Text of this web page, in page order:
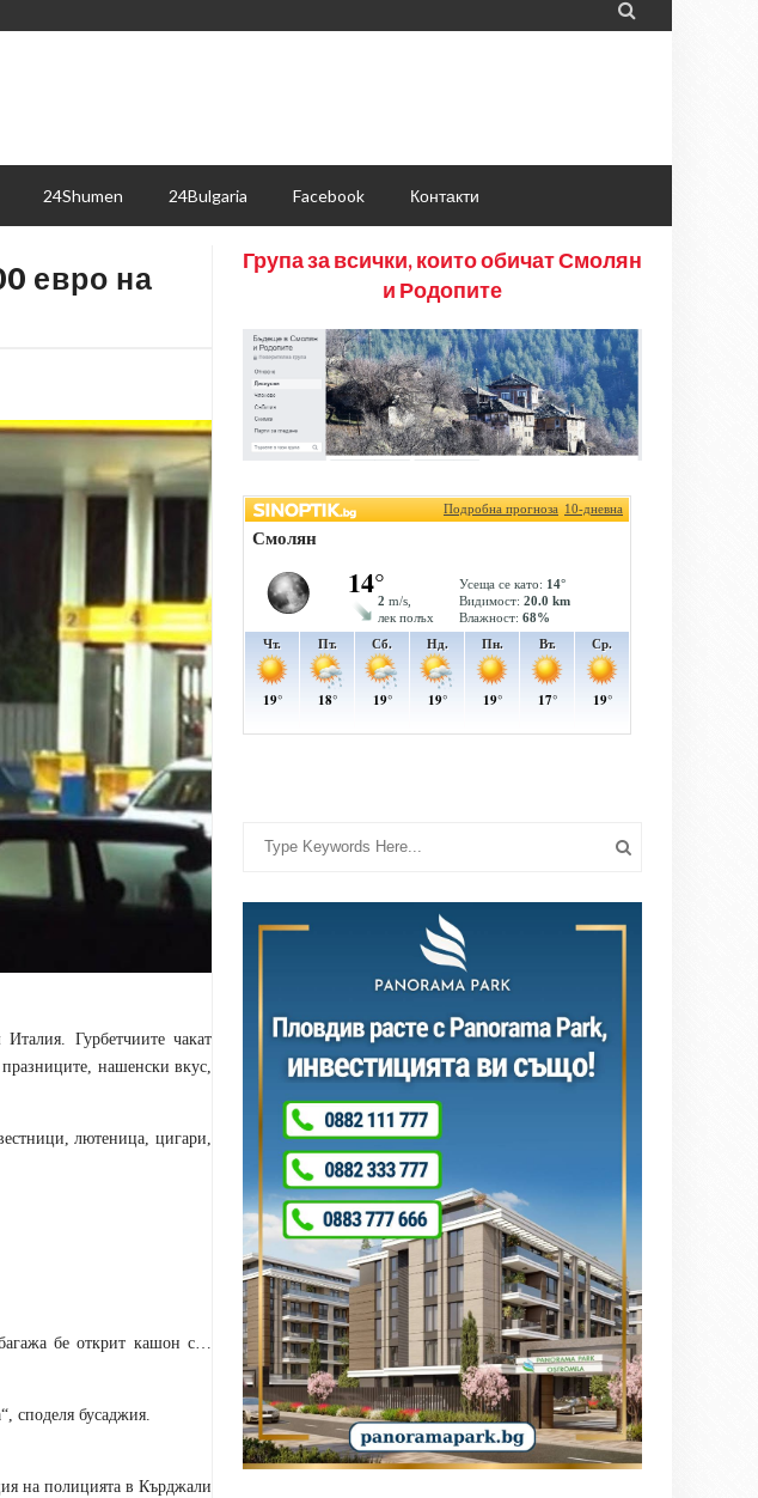

24Shumen 24Bulgaria Facebook Контакти
евро на
Гурбетчиите чакат
нашенски вкус,
лютеница, цигари,
бе открит кашон с…
споделя бусаджия.
на полицията в Кърджали
Група за всички, които обичат Смолян
и Родопите